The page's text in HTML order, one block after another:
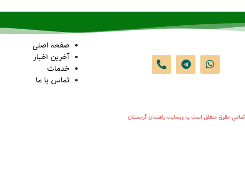
صفحه اصلی
آخرین اخبار
خدمات
تماس با ما
تمامی حقوق متعلق است به وبسایت راهنمای گرجستان